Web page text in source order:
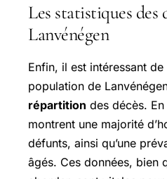
Les statistiques des
Lanvénégen
Enfin, il est intéressant
population de
répartition des décès.
montrent une majorité
défunts, ainsi qu’une
âgés. Ces données, bien